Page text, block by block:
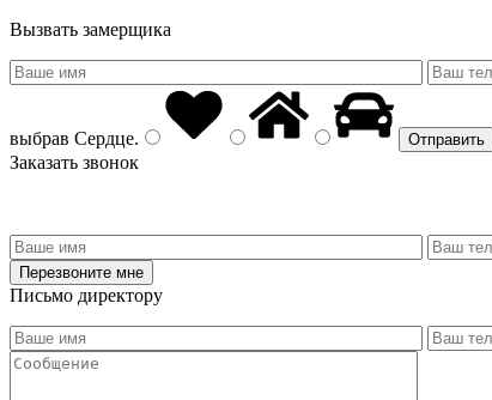
Вызвать замерщика
выбрав Сердце.
Заказать звонок
Письмо директору